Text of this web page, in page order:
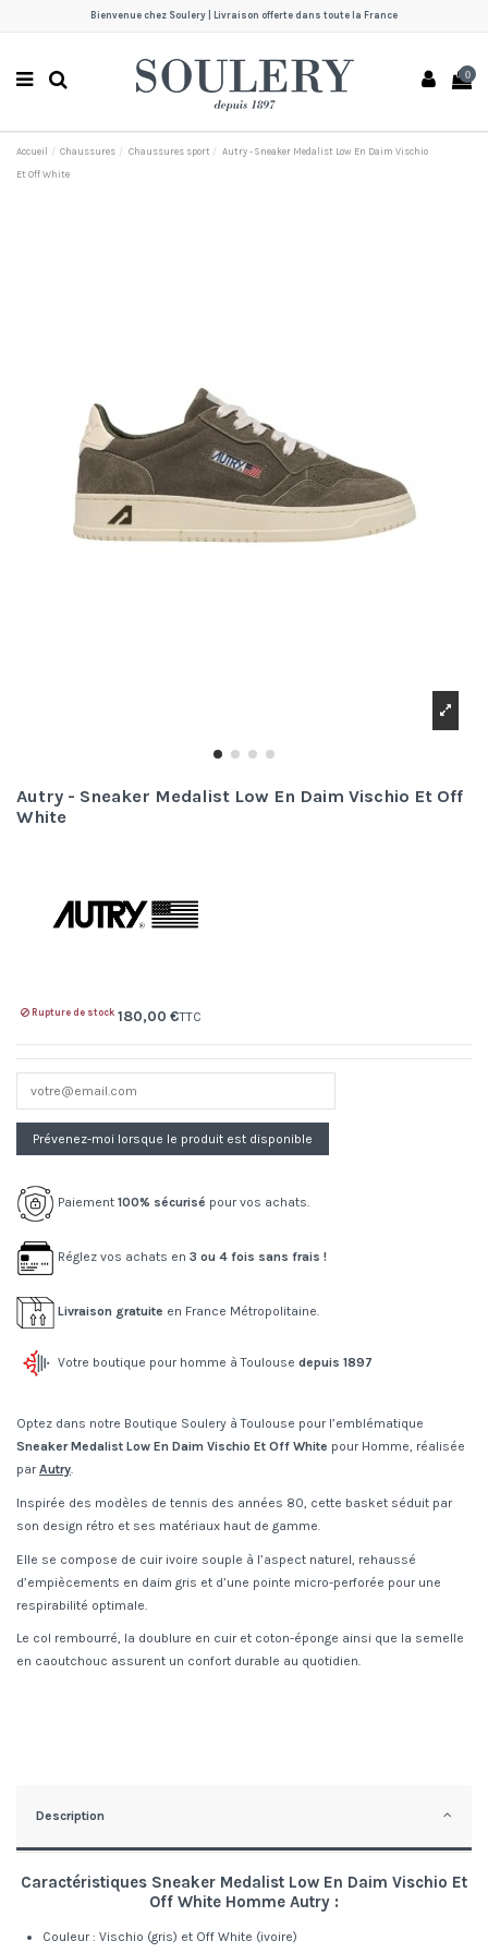
Bienvenue chez Soulery | Livraison offerte dans toute la France
0
Accueil Chaussures Chaussures sport Autry - Sneaker Medalist Low En Daim Vischio
Et Off White
Autry - Sneaker Medalist Low En Daim Vischio Et Off
White
Rupture de stock 180,00 €TTC
Paiement 100% sécurisé pour vos achats.
Réglez vos achats en 3 ou 4 fois sans frais !
Livraison gratuite en France Métropolitaine.
Votre boutique pour homme à Toulouse depuis 1897
Optez dans notre Boutique Soulery à Toulouse pour l’emblématique
Sneaker Medalist Low En Daim Vischio Et Off White pour Homme, réalisée
parAutry.
Inspirée des modèles de tennis des années 80, cette basket séduit par
son design rétro et ses matériaux haut de gamme.
Elle se compose de cuir ivoire souple à l’aspect naturel, rehaussé
d’empiècements en daim gris et d’une pointe micro-perforée pour une
respirabilité optimale.
Le col rembourré, la doublure en cuir et coton-éponge ainsi que la semelle
en caoutchouc assurent un confort durable au quotidien.
Description
Caractéristiques Sneaker Medalist Low En Daim Vischio Et
Off White Homme Autry :
Couleur : Vischio (gris) et Off White (ivoire)